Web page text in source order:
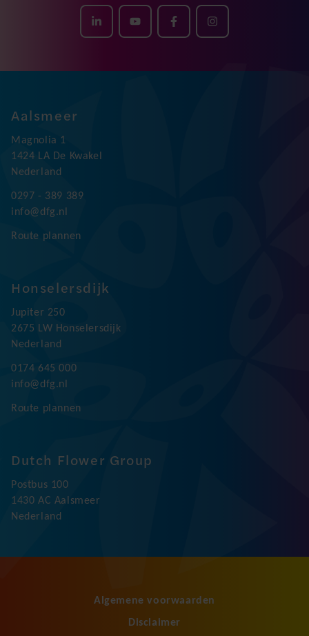
Aalsmeer
Magnolia 1
1424 LA De Kwakel
Nederland
0297 - 389 389
info@dfg.nl
Route plannen
Honselersdijk
Jupiter 250
2675 LW Honselersdijk
Nederland
0174 645 000
info@dfg.nl
Route plannen
Dutch Flower Group
Postbus 100
1430 AC Aalsmeer
Nederland
Algemene voorwaarden
Disclaimer